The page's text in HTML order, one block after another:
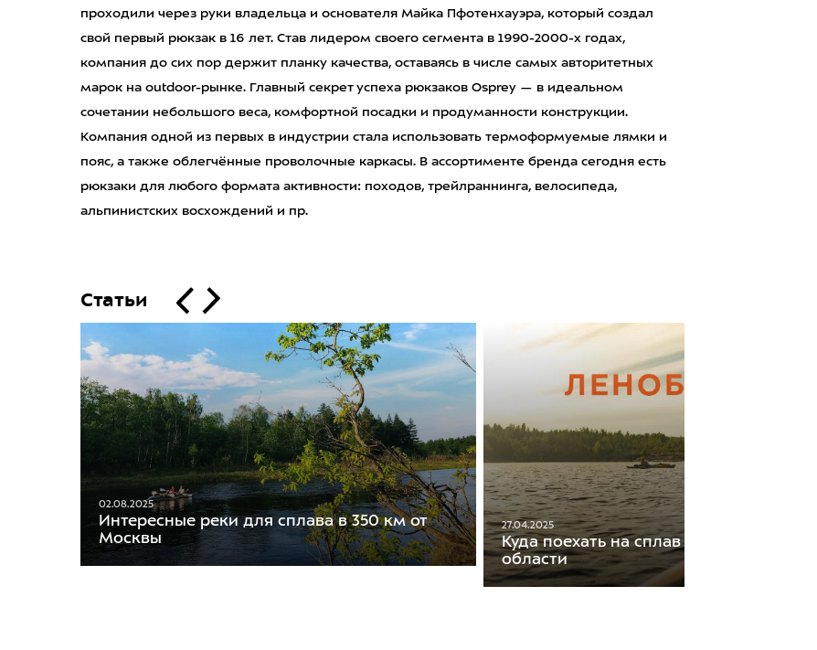
проходили через руки владельца и основателя Майка Пфотенхауэра, который создал
свой первый рюкзак в 16 лет. Став лидером своего сегмента в 1990-2000-х годах,
компания до сих пор держит планку качества, оставаясь в числе самых авторитетных
марок на outdoor-рынке. Главный секрет успеха рюкзаков Osprey — в идеальном
сочетании небольшого веса, комфортной посадки и продуманности конструкции.
Компания одной из первых в индустрии стала использовать термоформуемые лямки и
пояс, а также облегчённые проволочные каркасы. В ассортименте бренда сегодня есть
рюкзаки для любого формата активности: походов, трейлраннинга, велосипеда,
альпинистcких восхождений и пр.
Статьи
02.08.2025
Интересные реки для сплава в 350 км от
Москвы
27.04.2025
Куда поехать на сплав в Ленинградской
области